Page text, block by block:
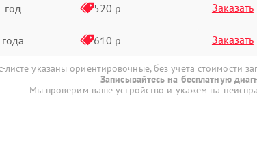
год 520 р Заказать
610 р Заказать
указаны ориентировочные, без учета стоимости
Записывайтесь на бесплатную
Мы проверим ваше устройство и укажем на